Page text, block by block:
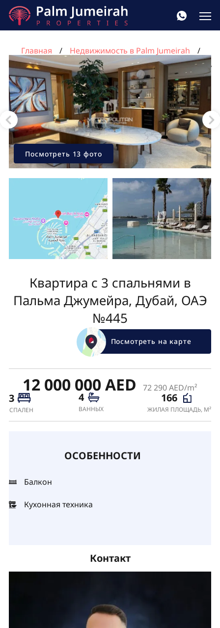
Главная
Недвижимость в Palm Jumeirah
Квартира с 3 спальнями в Пальма Джумейра, Дубай,
ОАЭ №445
Посмотреть 13 фото
Квартира с 3 спальнями в
Пальма Джумейра, Дубай, ОАЭ
№445
Посмотреть на карте
12 000 000 AED 72 290 AED/m²
3
СПАЛЕН
4
ВАННЫХ
166
ЖИЛАЯ ПЛОЩАДЬ, М²
ОСОБЕННОСТИ
Балкон
Кухонная техника
Контакт